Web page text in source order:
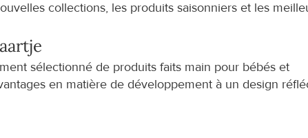
collections, les produits saisonniers et les
sélectionné de produits faits main pour bébés et
en matière de développement à un design